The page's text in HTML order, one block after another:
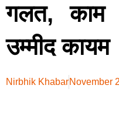
गलत, काम
उम्मीद कायम
Nirbhik KhabarNovember